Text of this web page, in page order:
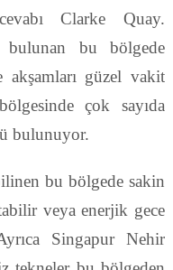
Clarke Quay.
bulunan bu bölgede
akşamları güzel vakit
çok sayıda
bulunuyor.
bu bölgede sakin
veya enerjik gece
Singapur Nehir